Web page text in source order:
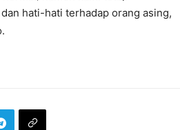
hati-hati terhadap orang asing,